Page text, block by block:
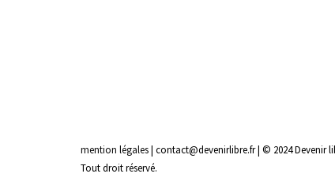
mention légales| contact@devenirlibre.fr | © 2024 Devenir
Tout droit réservé.